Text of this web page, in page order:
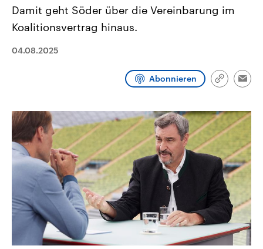
und Hintergründe zu den Parteien
und Kandidaten der anstehenden
Wahl.
Sendungen Programm Podcasts
Damit geht Söder über die Vereinbarung im
Koalitionsvertrag hinaus.
04.08.2025
Abonnieren
Link